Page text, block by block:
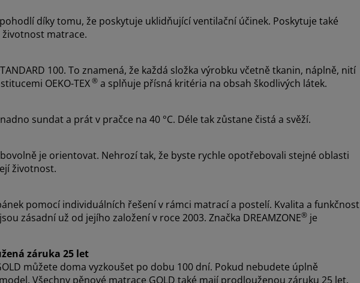
díky tomu, že poskytuje uklidňující ventilační účinek. Poskytuje také
matrace.
100. To znamená, že každá složka výrobku včetně tkanin, náplně, nití
OEKO-TEX® a splňuje přísná kritéria na obsah škodlivých látek.
sundat a prát v pračce na 40 °C. Déle tak zůstane čistá a svěží.
je orientovat. Nehrozí tak, že byste rychle opotřebovali stejné oblasti
životnost.
pomocí individuálních řešení v rámci matrací a postelí. Kvalita a funkčnost
zásadní už od jejího založení v roce 2003. Značka DREAMZONE® je
záruka 25 let
můžete doma vyzkoušet po dobu 100 dní. Pokud nebudete úplně
Všechny pěnové matrace GOLD také mají prodlouženou záruku 25 let.